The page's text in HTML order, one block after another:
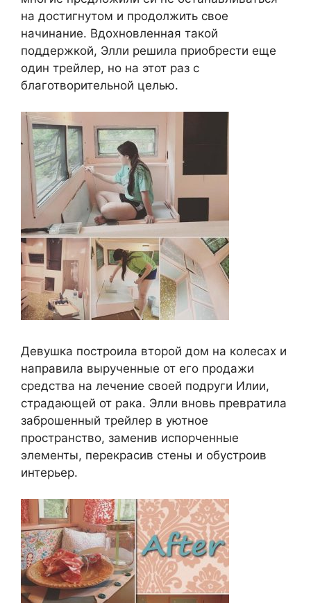
на достигнутом и продолжить свое
начинание. Вдохновленная такой
поддержкой, Элли решила приобрести еще
один трейлер, но на этот раз с
благотворительной целью.
Девушка построила второй дом на колесах и
направила вырученные от его продажи
средства на лечение своей подруги Илии,
страдающей от рака. Элли вновь превратила
заброшенный трейлер в уютное
пространство, заменив испорченные
элементы, перекрасив стены и обустроив
интерьер.